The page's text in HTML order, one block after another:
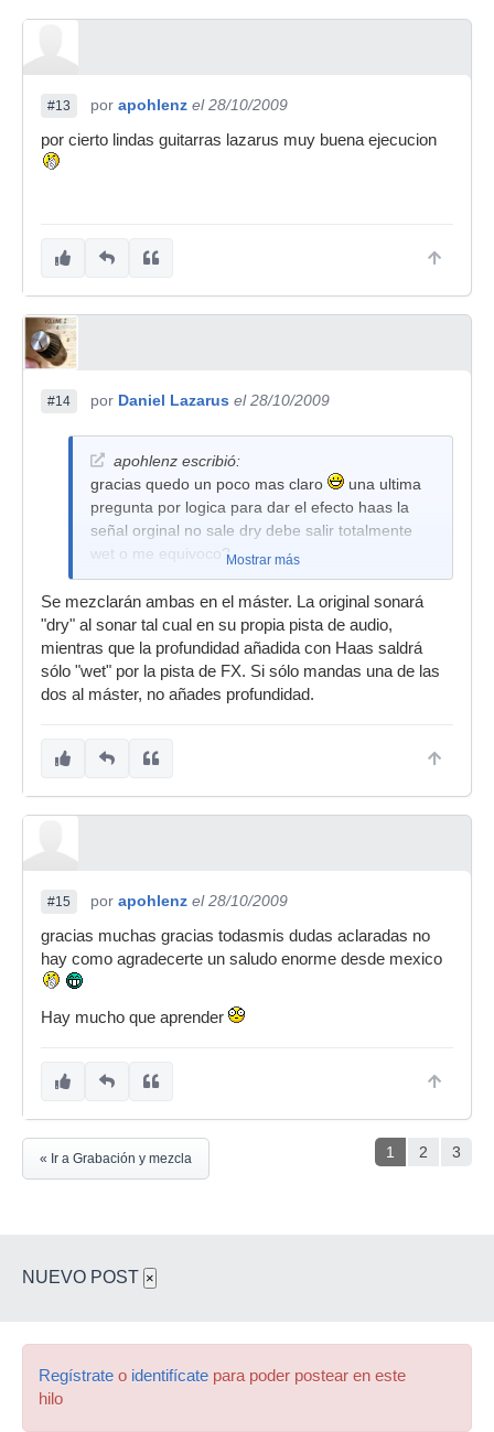
#13 por apohlenz el 28/10/2009
por cierto lindas guitarras lazarus muy buena ejecucion
#14 por Daniel Lazarus el 28/10/2009
apohlenz escribió:
gracias quedo un poco mas claro
una ultima
pregunta por logica para dar el efecto haas la
señal orginal no sale dry debe salir totalmente
wet o me equivoco?Mostrar más
Se mezclarán ambas en el máster. La original sonará
"dry" al sonar tal cual en su propia pista de audio,
mientras que la profundidad añadida con Haas saldrá
sólo "wet" por la pista de FX. Si sólo mandas una de las
dos al máster, no añades profundidad.
#15 por apohlenz el 28/10/2009
gracias muchas gracias todasmis dudas aclaradas no
hay como agradecerte un saludo enorme desde mexico
Hay mucho que aprender
1 2 3
« Ir a Grabación y mezcla
NUEVO POST ×
Regístrate o identifícate para poder postear en este
hilo